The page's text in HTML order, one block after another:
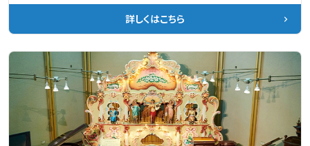
詳しくはこちら